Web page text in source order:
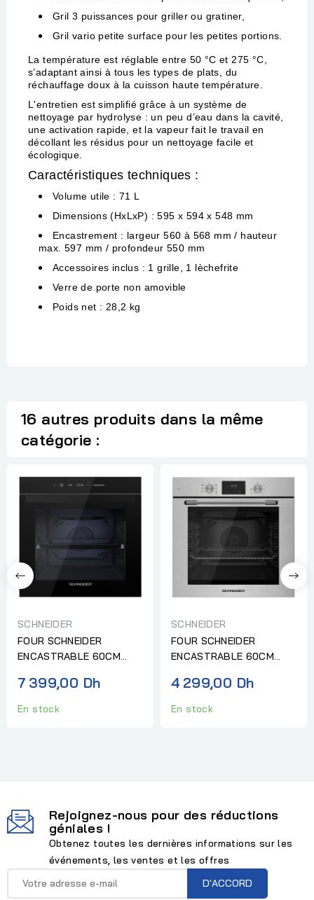
Gril 3 puissances pour griller ou gratiner,
Gril vario petite surface pour les petites portions.
La température est réglable entre 50 °C et 275 °C,
s’adaptant ainsi à tous les types de plats, du
réchauffage doux à la cuisson haute température.
L'entretien est simplifié grâce à un système de
nettoyage par hydrolyse : un peu d’eau dans la cavité,
une activation rapide, et la vapeur fait le travail en
décollant les résidus pour un nettoyage facile et
écologique.
Caractéristiques techniques :
Volume utile : 71 L
Dimensions (HxLxP) : 595 x 594 x 548 mm
Encastrement : largeur 560 à 568 mm / hauteur
max. 597 mm / profondeur 550 mm
Accessoires inclus : 1 grille, 1 lèchefrite
Verre de porte non amovible
Poids net : 28,2 kg
16 autres produits dans la même
catégorie :
SCHNEIDER
FOUR SCHNEIDER
ENCASTRABLE 60CM
7 399,00 Dh
En stock
SCHNEIDER
FOUR SCHNEIDER
ENCASTRABLE 60CM
4 299,00 Dh
En stock
Rejoignez-nous pour des réductions
géniales !
Obtenez toutes les dernières informations sur les
événements, les ventes et les offres